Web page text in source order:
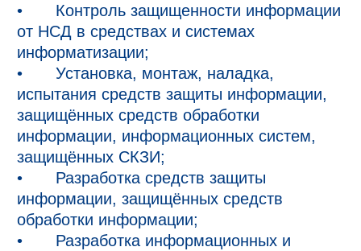
•	Контроль защищенности информации
от НСД в средствах и системах
информатизации;
•	Установка, монтаж, наладка,
испытания средств защиты информации,
защищённых средств обработки
информации, информационных систем,
защищённых СКЗИ;
•	Разработка средств защиты
информации, защищённых средств
обработки информации;
•	Разработка информационных и